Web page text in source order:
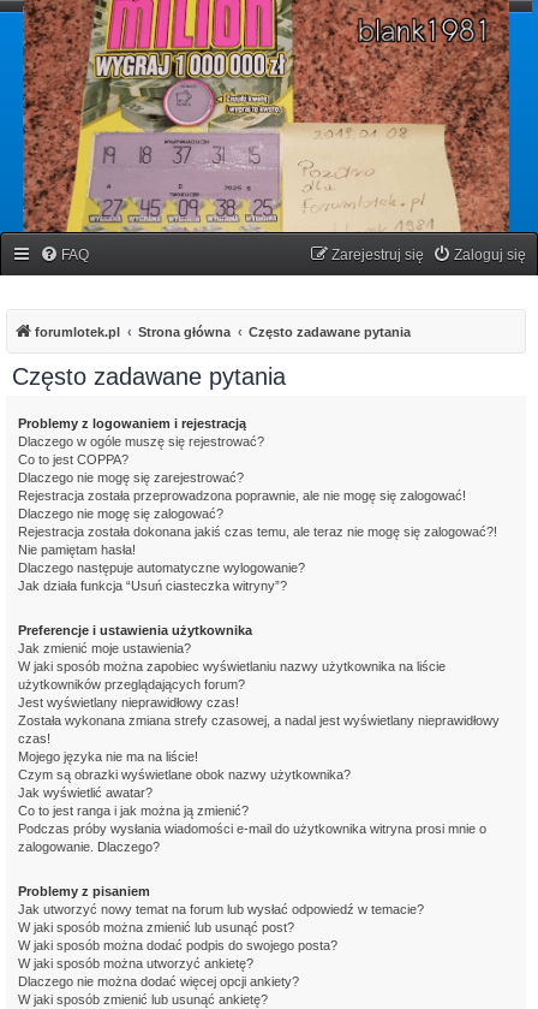
forumlotek.pl
Forum gier liczbowych
FAQ Zaloguj się
Zarejestruj się
forumlotek.pl Strona główna Często zadawane pytania
Często zadawane pytania
Problemy z logowaniem i rejestracją
Dlaczego w ogóle muszę się rejestrować?
Co to jest COPPA?
Dlaczego nie mogę się zarejestrować?
Rejestracja została przeprowadzona poprawnie, ale nie mogę się zalogować!
Dlaczego nie mogę się zalogować?
Rejestracja została dokonana jakiś czas temu, ale teraz nie mogę się zalogować?!
Nie pamiętam hasła!
Dlaczego następuje automatyczne wylogowanie?
Jak działa funkcja “Usuń ciasteczka witryny”?
Preferencje i ustawienia użytkownika
Jak zmienić moje ustawienia?
W jaki sposób można zapobiec wyświetlaniu nazwy użytkownika na liście
użytkowników przeglądających forum?
Jest wyświetlany nieprawidłowy czas!
Została wykonana zmiana strefy czasowej, a nadal jest wyświetlany nieprawidłowy
czas!
Mojego języka nie ma na liście!
Czym są obrazki wyświetlane obok nazwy użytkownika?
Jak wyświetlić awatar?
Co to jest ranga i jak można ją zmienić?
Podczas próby wysłania wiadomości e-mail do użytkownika witryna prosi mnie o
zalogowanie. Dlaczego?
Problemy z pisaniem
Jak utworzyć nowy temat na forum lub wysłać odpowiedź w temacie?
W jaki sposób można zmienić lub usunąć post?
W jaki sposób można dodać podpis do swojego posta?
W jaki sposób można utworzyć ankietę?
Dlaczego nie można dodać więcej opcji ankiety?
W jaki sposób zmienić lub usunąć ankietę?